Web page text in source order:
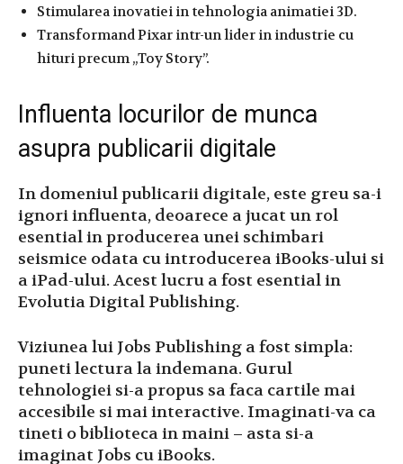
Stimularea inovatiei in tehnologia animatiei 3D.
Transformand Pixar intr-un lider in industrie cu
hituri precum „Toy Story”.
Influenta locurilor de munca
asupra publicarii digitale
In domeniul publicarii digitale, este greu sa-i
ignori influenta, deoarece a jucat un rol
esential in producerea unei schimbari
seismice odata cu introducerea iBooks-ului si
a iPad-ului. Acest lucru a fost esential in
Evolutia Digital Publishing.
Viziunea lui Jobs Publishing a fost simpla:
puneti lectura la indemana. Gurul
tehnologiei si-a propus sa faca cartile mai
accesibile si mai interactive. Imaginati-va ca
tineti o biblioteca in maini – asta si-a
imaginat Jobs cu iBooks.